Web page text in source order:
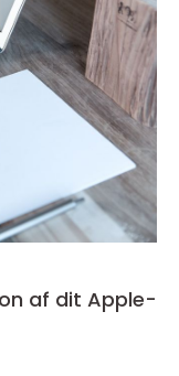
af dit Apple-